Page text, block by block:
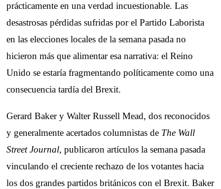
prácticamente en una verdad incuestionable. Las
desastrosas pérdidas sufridas por el Partido Laborista
en las elecciones locales de la semana pasada no
hicieron más que alimentar esa narrativa: el Reino
Unido se estaría fragmentando políticamente como una
consecuencia tardía del Brexit.
Gerard Baker y Walter Russell Mead, dos reconocidos
y generalmente acertados columnistas de The Wall
Street Journal, publicaron artículos la semana pasada
vinculando el creciente rechazo de los votantes hacia
los dos grandes partidos británicos con el Brexit. Baker